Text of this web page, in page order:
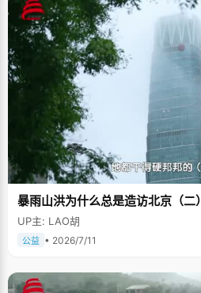
暴雨山洪为什么总是造访北京（二）
UP主: LAO胡
公益 • 2026/7/11